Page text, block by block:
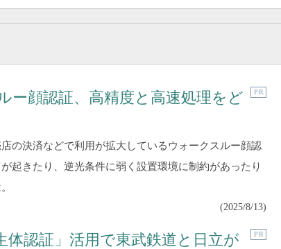
P R
ー顔認証、高精度と高速処理をど
の決済などで利用が拡大しているウォークスルー顔認
起きたり、逆光条件に弱く設置環境に制約があったり
(2025/8/13)
P R
体認証」活用で東武鉄道と日立が